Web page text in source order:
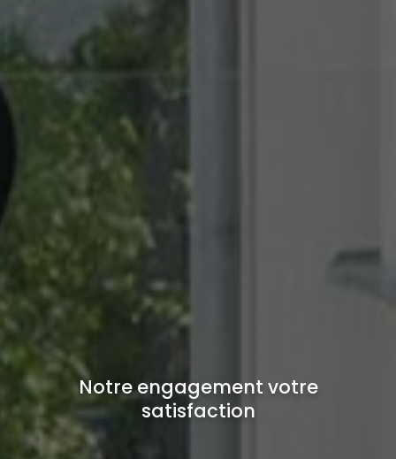
Notre engagement votre
satisfaction